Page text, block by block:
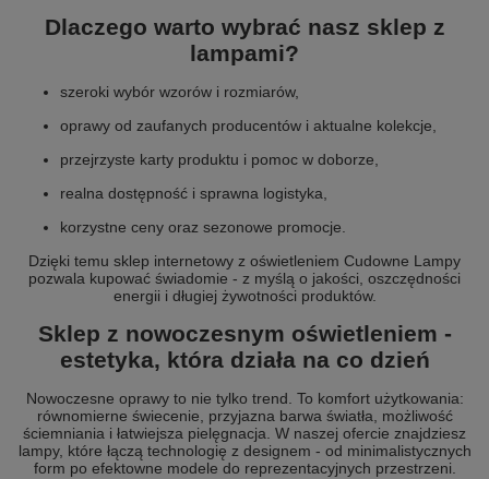
Dlaczego warto wybrać nasz sklep z
lampami?
szeroki wybór wzorów i rozmiarów,
oprawy od zaufanych producentów i aktualne kolekcje,
przejrzyste karty produktu i pomoc w doborze,
realna dostępność i sprawna logistyka,
korzystne ceny oraz sezonowe promocje.
Dzięki temu sklep internetowy z oświetleniem Cudowne Lampy
pozwala kupować świadomie - z myślą o jakości, oszczędności
energii i długiej żywotności produktów.
Sklep z nowoczesnym oświetleniem -
estetyka, która działa na co dzień
Nowoczesne oprawy to nie tylko trend. To komfort użytkowania:
równomierne świecenie, przyjazna barwa światła, możliwość
ściemniania i łatwiejsza pielęgnacja. W naszej ofercie znajdziesz
lampy, które łączą technologię z designem - od minimalistycznych
form po efektowne modele do reprezentacyjnych przestrzeni.